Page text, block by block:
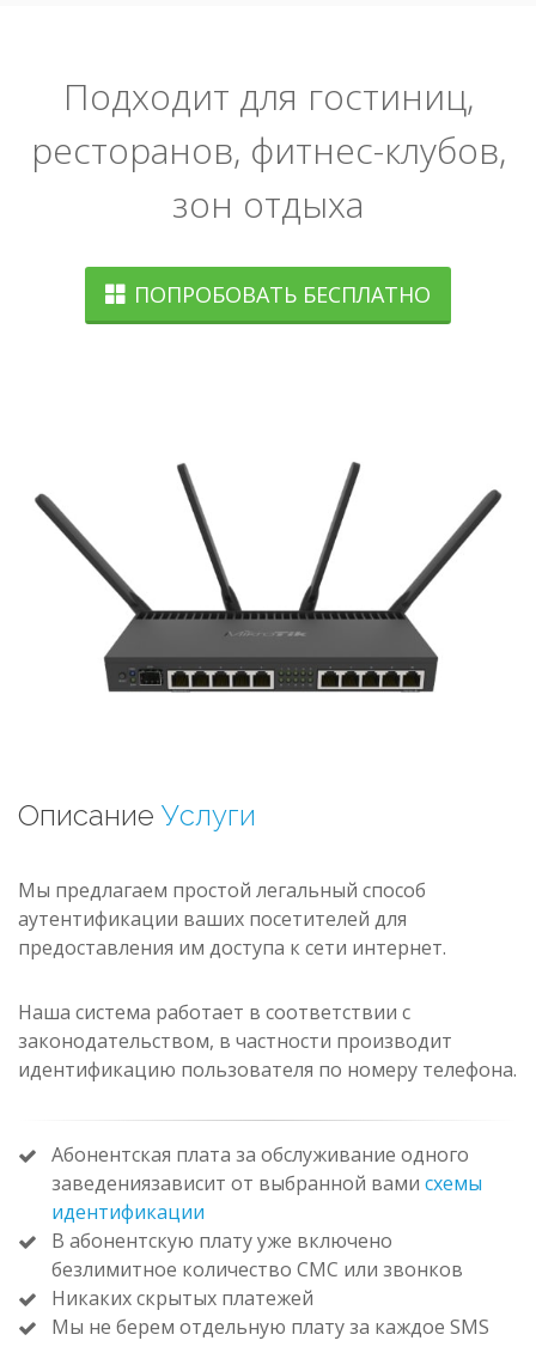
Подходит для гостиниц,
ресторанов, фитнес-клубов,
зон отдыха
ПОПРОБОВАТЬ БЕСПЛАТНО
Описание Услуги
Мы предлагаем простой легальный способ
аутентификации ваших посетителей для
предоставления им доступа к сети интернет.
Наша система работает в соответствии с
законодательством, в частности производит
идентификацию пользователя по номеру телефона.
Абонентская плата за обслуживание одного
заведениязависит от выбранной вами схемы
идентификации
В абонентскую плату уже включено
безлимитное количество СМС или звонков
Никаких скрытых платежей
Мы не берем отдельную плату за каждое SMS